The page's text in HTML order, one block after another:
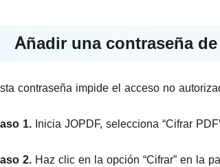
Añadir una contraseña
contraseña impide el acceso no
1. Inicia JOPDF, selecciona “Cifrar
2. Haz clic en la opción “Cifrar” en la